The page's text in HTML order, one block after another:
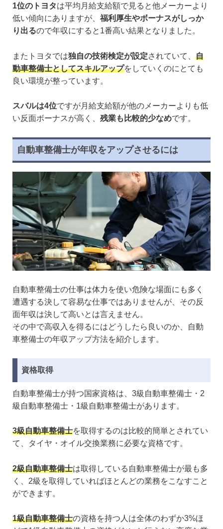
1位のトヨタは平均月給支給額で見ると他メーカーより
低い傾向にありますが、 福利厚生やボーナスがしっか
り出るので年収にすると1番高い結果となりました。
またトヨタでは独自の技術検定が設定されていて、 自
動車整備士としてスキルアップをしていくのにとても
良い環境が整っています。
スバルは4位ですが月給支給額が他のメーカーよりも低
い反面ボーナスが高く、 残業も比較的少なめです。
自動車整備士が年収をアップさせるには
自動車整備士の仕事は体力を使い危険な場面にも多く
遭遇する決して容易な仕事ではありませんが、その反
面年収は決して高いとは言えません。
その中で高収入を得るにはどうしたら良いのか、自動
車整備士の年収アップ方法を紹介します。
資格取得
自動車整備士が持つ国家資格は、3級自動車整備士・2
級自動車整備士・1級自動車整備士があります。
3級自動車整備士を取得するのは比較的簡単とされてい
て、タイヤ・オイル交換業務に必要な資格です。
2級自動車整備士は取得している自動車整備士が最も多
く、2級を取得していればほとんどの業務をこなすこと
ができます。
1級自動車整備士の資格を持つ人は全体のわずか3%ほ